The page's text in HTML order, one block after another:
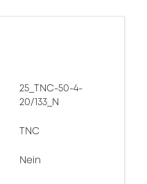
25_TNC-50-4-
20/133_N
TNC
Nein